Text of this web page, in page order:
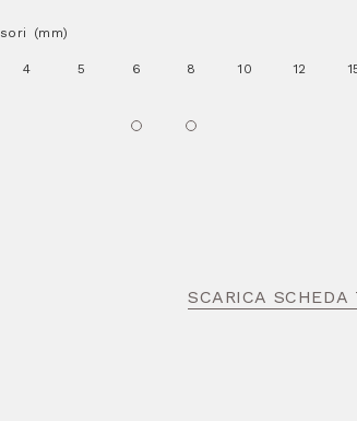
(mm)
4 5 6 8 10 12
SCARICA SCHEDA